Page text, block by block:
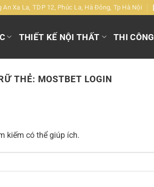
An Xa La, TDP 12, Phúc La, Hà Đông, Tp Hà Nội
THIẾT KẾ NỘI THẤT THI CÔNG
THẺ: MOSTBET LOGIN
kiếm có thể giúp ích.